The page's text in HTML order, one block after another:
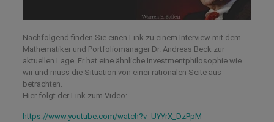
Nachfolgend finden Sie einen Link zu einem Interview mit dem
Mathematiker und Portfoliomanager Dr. Andreas Beck zur
aktuellen Lage. Er hat eine ähnliche Investmentphilosophie wie
wir und muss die Situation von einer rationalen Seite aus
betrachten.
Hier folgt der Link zum Video:
https://www.youtube.com/watch?v=UYYrX_DzPpM